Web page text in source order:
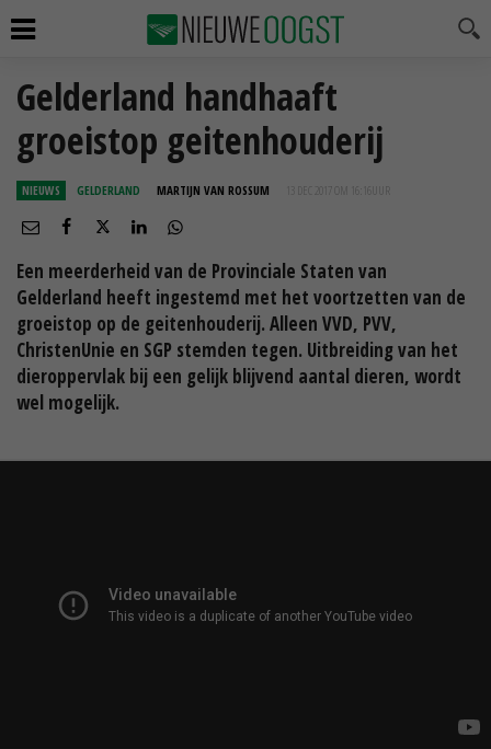
Gelderland handhaaft
groeistop geitenhouderij
NIEUWS GELDERLAND MARTIJN VAN ROSSUM 13 DEC 2017 OM 16:16
Een meerderheid van de Provinciale Staten van
Gelderland heeft ingestemd met het voortzetten van de
groeistop op de geitenhouderij. Alleen VVD, PVV,
ChristenUnie en SGP stemden tegen. Uitbreiding van het
dieroppervlak bij een gelijk blijvend aantal dieren, wordt
wel mogelijk.